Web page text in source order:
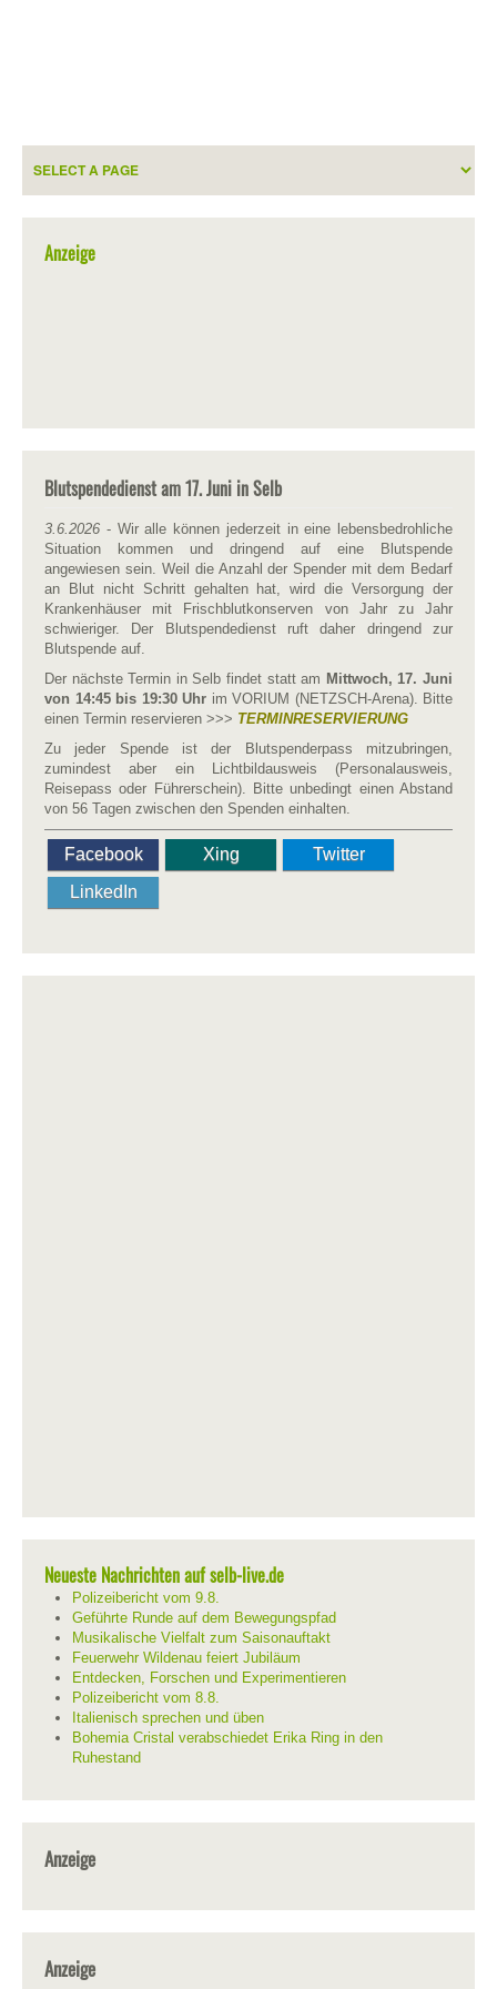
Anzeige
Blutspendedienst am 17. Juni in Selb
3.6.2026 - Wir alle können jederzeit in eine lebensbedrohliche
Situation kommen und dringend auf eine Blutspende
angewiesen sein. Weil die Anzahl der Spender mit dem Bedarf
an Blut nicht Schritt gehalten hat, wird die Versorgung der
Krankenhäuser mit Frischblutkonserven von Jahr zu Jahr
schwieriger. Der Blutspendedienst ruft daher dringend zur
Blutspende auf.
Der nächste Termin in Selb findet statt am Mittwoch, 17. Juni
von 14:45 bis 19:30 Uhr im VORIUM (NETZSCH-Arena). Bitte
einen Termin reservieren >>> TERMINRESERVIERUNG
Zu jeder Spende ist der Blutspenderpass mitzubringen,
zumindest aber ein Lichtbildausweis (Personalausweis,
Reisepass oder Führerschein). Bitte unbedingt einen Abstand
von 56 Tagen zwischen den Spenden einhalten.
Facebook Xing
Twitter
LinkedIn
Neueste Nachrichten auf selb-live.de
Polizeibericht vom 9.8.
Geführte Runde auf dem Bewegungspfad
Musikalische Vielfalt zum Saisonauftakt
Feuerwehr Wildenau feiert Jubiläum
Entdecken, Forschen und Experimentieren
Polizeibericht vom 8.8.
Italienisch sprechen und üben
Bohemia Cristal verabschiedet Erika Ring in den
Ruhestand
Anzeige
Anzeige